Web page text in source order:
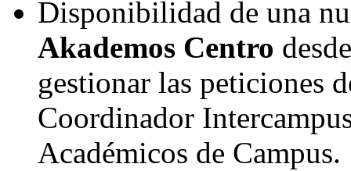
Disponibilidad de una
Akademos Centro
gestionar las peticiones
Coordinador
Académicos de Campus.